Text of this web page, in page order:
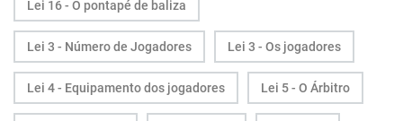
Lei 16 - O pontapé de baliza
Lei 3 - Número de Jogadores Lei 3 - Os jogadores
Lei 4 - Equipamento dos jogadores Lei 5 - O Árbitro